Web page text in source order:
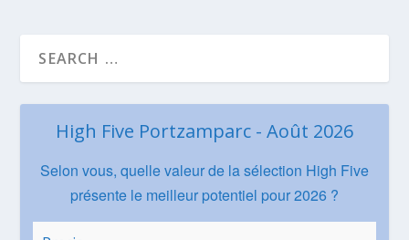
High Five Portzamparc - Août 2026
Selon vous, quelle valeur de la sélection High Five
présente le meilleur potentiel pour 2026 ?